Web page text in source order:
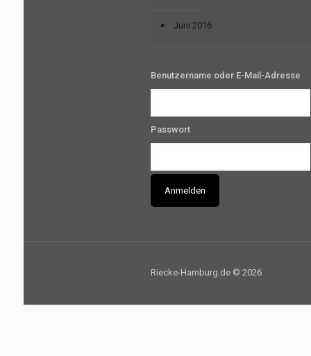
Juni 2016
Benutzername oder E-Mail-Adresse
Passwort
Riecke-Hamburg.de © 2026